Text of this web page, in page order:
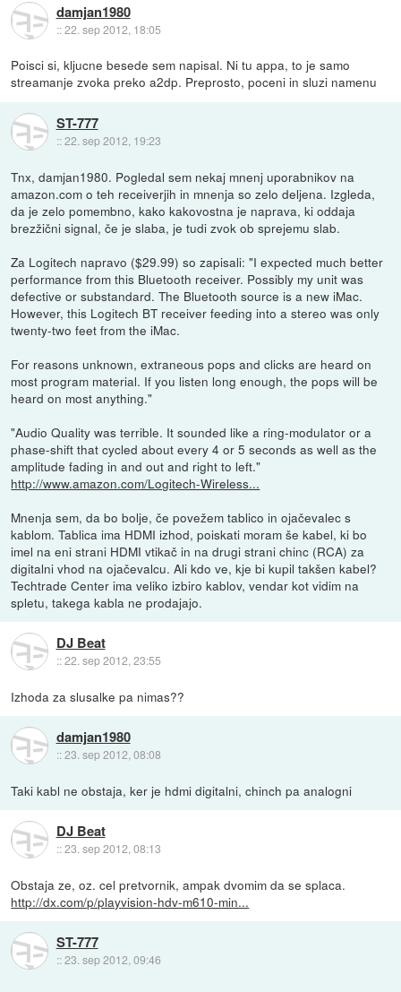
damjan1980
::22. sep 2012, 18:05
Poisci si, kljucne besede sem napisal. Ni tu appa, to je samo
streamanje zvoka preko a2dp. Preprosto, poceni in sluzi namenu
ST-777
::22. sep 2012, 19:23
Tnx, damjan1980. Pogledal sem nekaj mnenj uporabnikov na
amazon.com o teh receiverjih in mnenja so zelo deljena. Izgleda,
da je zelo pomembno, kako kakovostna je naprava, ki oddaja
brezžični signal, če je slaba, je tudi zvok ob sprejemu slab.
Za Logitech napravo ($29.99) so zapisali: "I expected much better
performance from this Bluetooth receiver. Possibly my unit was
defective or substandard. The Bluetooth source is a new iMac.
However, this Logitech BT receiver feeding into a stereo was only
twenty-two feet from the iMac.
For reasons unknown, extraneous pops and clicks are heard on
most program material. If you listen long enough, the pops will be
heard on most anything."
"Audio Quality was terrible. It sounded like a ring-modulator or a
phase-shift that cycled about every 4 or 5 seconds as well as the
amplitude fading in and out and right to left."
http://www.amazon.com/Logitech-Wireless...
Mnenja sem, da bo bolje, če povežem tablico in ojačevalec s
kablom. Tablica ima HDMI izhod, poiskati moram še kabel, ki bo
imel na eni strani HDMI vtikač in na drugi strani chinc (RCA) za
digitalni vhod na ojačevalcu. Ali kdo ve, kje bi kupil takšen kabel?
Techtrade Center ima veliko izbiro kablov, vendar kot vidim na
spletu, takega kabla ne prodajajo.
DJ Beat
::22. sep 2012, 23:55
Izhoda za slusalke pa nimas??
damjan1980
::23. sep 2012, 08:08
Taki kabl ne obstaja, ker je hdmi digitalni, chinch pa analogni
DJ Beat
::23. sep 2012, 08:13
Obstaja ze, oz. cel pretvornik, ampak dvomim da se splaca.
http://dx.com/p/playvision-hdv-m610-min...
ST-777
::23. sep 2012, 09:46